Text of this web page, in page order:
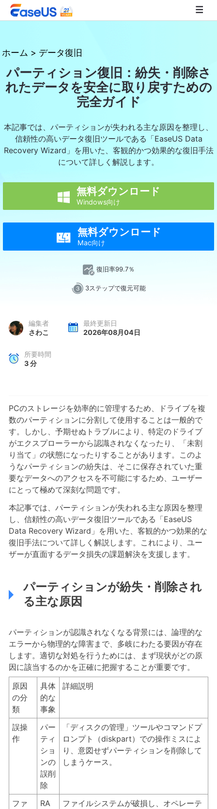
EaseUS
ホーム > データ復旧
パーティション復旧：紛失・削除さ
れたデータを安全に取り戻すための
完全ガイド
本記事では、パーティションが失われる主な原因を整理し、
信頼性の高いデータ復旧ツールである「EaseUS Data
Recovery Wizard」を用いた、客観的かつ効果的な復旧手法
について詳しく解説します。
 無料ダウンロード
Windows向け
 無料ダウンロード
Mac向け
復旧率99.7％
3ステップで復元可能
編集者
さわこ
最終更新日
2026年08月04日
所要時間
3分
PCのストレージを効率的に管理するため、ドライブを複
数のパーティションに分割して使用することは一般的で
す。しかし、予期せぬトラブルにより、特定のドライブ
がエクスプローラーから認識されなくなったり、「未割
り当て」の状態になったりすることがあります。このよ
うなパーティションの紛失は、そこに保存されていた重
要なデータへのアクセスを不可能にするため、ユーザー
にとって極めて深刻な問題です。
本記事では、パーティションが失われる主な原因を整理
し、信頼性の高いデータ復旧ツールである「EaseUS
Data Recovery Wizard」を用いた、客観的かつ効果的な
復旧手法について詳しく解説します。これにより、ユー
ザーが直面するデータ損失の課題解決を支援します。
パーティションが紛失・削除され
る主な原因
パーティションが認識されなくなる背景には、論理的な
エラーから物理的な障害まで、多岐にわたる要因が存在
します。適切な対処を行うためには、まず現状がどの原
因に該当するのかを正確に把握することが重要です。
原因
の分
類
具体
的な
事象
詳細説明
誤操
作
パー
ティ
ショ
ンの
誤削
除
「ディスクの管理」ツールやコマンドプ
ロンプト（diskpart）での操作ミスによ
り、意図せずパーティションを削除して
しまうケース。
ファ
RA
ファイルシステムが破損し、オペレーテ